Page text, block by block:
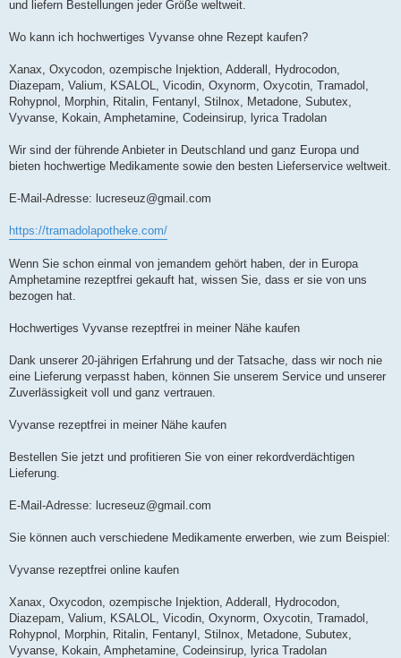
und liefern Bestellungen jeder Größe weltweit.
Wo kann ich hochwertiges Vyvanse ohne Rezept kaufen?
Xanax, Oxycodon, ozempische Injektion, Adderall, Hydrocodon,
Diazepam, Valium, KSALOL, Vicodin, Oxynorm, Oxycotin, Tramadol,
Rohypnol, Morphin, Ritalin, Fentanyl, Stilnox, Metadone, Subutex,
Vyvanse, Kokain, Amphetamine, Codeinsirup, lyrica Tradolan
Wir sind der führende Anbieter in Deutschland und ganz Europa und
bieten hochwertige Medikamente sowie den besten Lieferservice weltweit.
E-Mail-Adresse: lucreseuz@gmail.com
https://tramadolapotheke.com/
Wenn Sie schon einmal von jemandem gehört haben, der in Europa
Amphetamine rezeptfrei gekauft hat, wissen Sie, dass er sie von uns
bezogen hat.
Hochwertiges Vyvanse rezeptfrei in meiner Nähe kaufen
Dank unserer 20-jährigen Erfahrung und der Tatsache, dass wir noch nie
eine Lieferung verpasst haben, können Sie unserem Service und unserer
Zuverlässigkeit voll und ganz vertrauen.
Vyvanse rezeptfrei in meiner Nähe kaufen
Bestellen Sie jetzt und profitieren Sie von einer rekordverdächtigen
Lieferung.
E-Mail-Adresse: lucreseuz@gmail.com
Sie können auch verschiedene Medikamente erwerben, wie zum Beispiel:
Vyvanse rezeptfrei online kaufen
Xanax, Oxycodon, ozempische Injektion, Adderall, Hydrocodon,
Diazepam, Valium, KSALOL, Vicodin, Oxynorm, Oxycotin, Tramadol,
Rohypnol, Morphin, Ritalin, Fentanyl, Stilnox, Metadone, Subutex,
Vyvanse, Kokain, Amphetamine, Codeinsirup, lyrica Tradolan